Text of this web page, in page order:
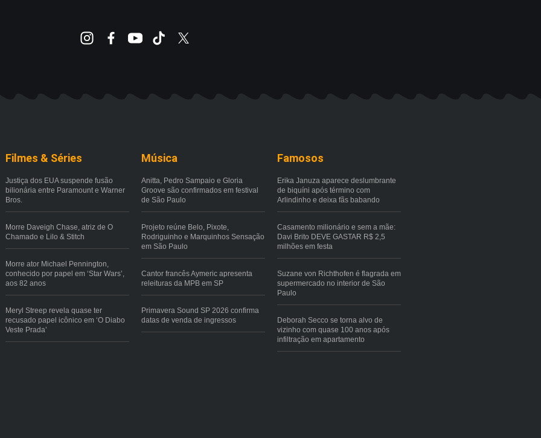
Filmes & Séries
Justiça dos EUA suspende fusão
bilionária entre Paramount e Warner
Bros.
Morre Daveigh Chase, atriz de O
Chamado e Lilo & Stitch
Morre ator Michael Pennington,
conhecido por papel em ‘Star Wars’,
aos 82 anos
Meryl Streep revela quase ter
recusado papel icônico em ‘O Diabo
Veste Prada’
Música
Anitta, Pedro Sampaio e Gloria
Groove são confirmados em festival
de São Paulo
Projeto reúne Belo, Pixote,
Rodriguinho e Marquinhos Sensação
em São Paulo
Cantor francês Aymeric apresenta
releituras da MPB em SP
Primavera Sound SP 2026 confirma
datas de venda de ingressos
Famosos
Erika Januza aparece deslumbrante
de biquíni após término com
Arlindinho e deixa fãs babando
Casamento milionário e sem a mãe:
Davi Brito DEVE GASTAR R$ 2,5
milhões em festa
Suzane von Richthofen é flagrada em
supermercado no interior de São
Paulo
Deborah Secco se torna alvo de
vizinho com quase 100 anos após
infiltração em apartamento